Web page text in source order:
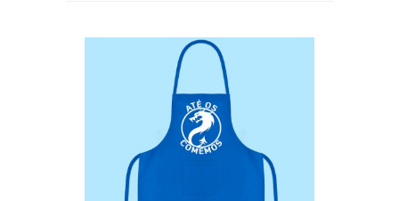
CHAMAM-ME PAI
mais info
add à lista